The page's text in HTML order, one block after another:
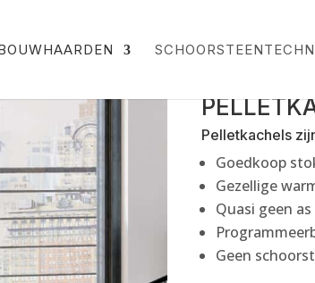
Pelletkachels
Goedkoop
Gezellige
Quasi geen as
Geen